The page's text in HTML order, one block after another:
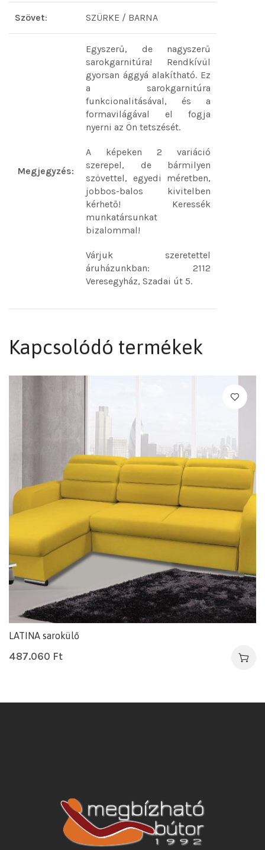
Szövet: SZÜRKE / BARNA
Megjegyzés:
Egyszerű, de nagyszerű
sarokgarnitúra! Rendkívül
gyorsan ággyá alakítható. Ez
a sarokgarnitúra
funkcionalitásával, és a
formavilágával el fogja
nyerni az Ön tetszését.
A képeken 2 variáció
szerepel, de bármilyen
szövettel, egyedi méretben,
jobbos-balos kivitelben
kérhető! Keressék
munkatársunkat
bizalommal!
Várjuk szeretettel
áruházunkban: 2112
Veresegyház, Szadai út 5.
Kapcsolódó termékek
LATINA sarokülő
487.060 Ft